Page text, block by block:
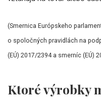
(Smernica Európskeho
o spoločných pravidlách na
(EÚ) 2017/2394 a smerníc (EÚ)
Ktoré výrobky